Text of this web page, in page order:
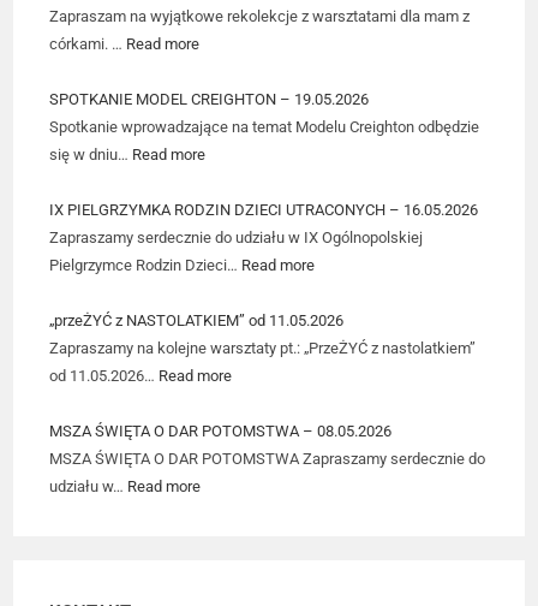
Zapraszam na wyjątkowe rekolekcje z warsztatami dla mam z
córkami. … Read more
SPOTKANIE MODEL CREIGHTON – 19.05.2026
Spotkanie wprowadzające na temat Modelu Creighton odbędzie
się w dniu… Read more
IX PIELGRZYMKA RODZIN DZIECI UTRACONYCH – 16.05.2026
Zapraszamy serdecznie do udziału w IX Ogólnopolskiej
Pielgrzymce Rodzin Dzieci… Read more
„przeŻYĆ z NASTOLATKIEM” od 11.05.2026
Zapraszamy na kolejne warsztaty pt.: „PrzeŻYĆ z nastolatkiem”
od 11.05.2026… Read more
MSZA ŚWIĘTA O DAR POTOMSTWA – 08.05.2026
MSZA ŚWIĘTA O DAR POTOMSTWA Zapraszamy serdecznie do
udziału w… Read more